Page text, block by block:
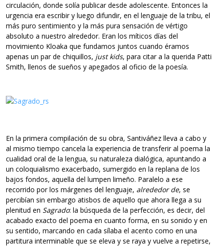
circulación, donde solía publicar desde adolescente. Entonces la
urgencia era escribir y luego difundir, en el lenguaje de la tribu, el
más puro sentimiento y la más pura sensación de vértigo
absoluto a nuestro alrededor. Eran los míticos días del
movimiento Kloaka que fundamos juntos cuando éramos
apenas un par de chiquillos, just kids, para citar a la querida Patti
Smith, llenos de sueños y apegados al oficio de la poesía.
En la primera compilación de su obra, Santiváñez lleva a cabo y
al mismo tiempo cancela la experiencia de transferir al poema la
cualidad oral de la lengua, su naturaleza dialógica, apuntando a
un coloquialismo exacerbado, sumergido en la replana de los
bajos fondos, aquella del lumpen limeño. Paralelo a ese
recorrido por los márgenes del lenguaje, alrededor de, se
percibían sin embargo atisbos de aquello que ahora llega a su
plenitud en Sagrado: la búsqueda de la perfección, es decir, del
acabado exacto del poema en cuanto forma, en su sonido y en
su sentido, marcando en cada sílaba el acento como en una
partitura interminable que se eleva y se raya y vuelve a repetirse,